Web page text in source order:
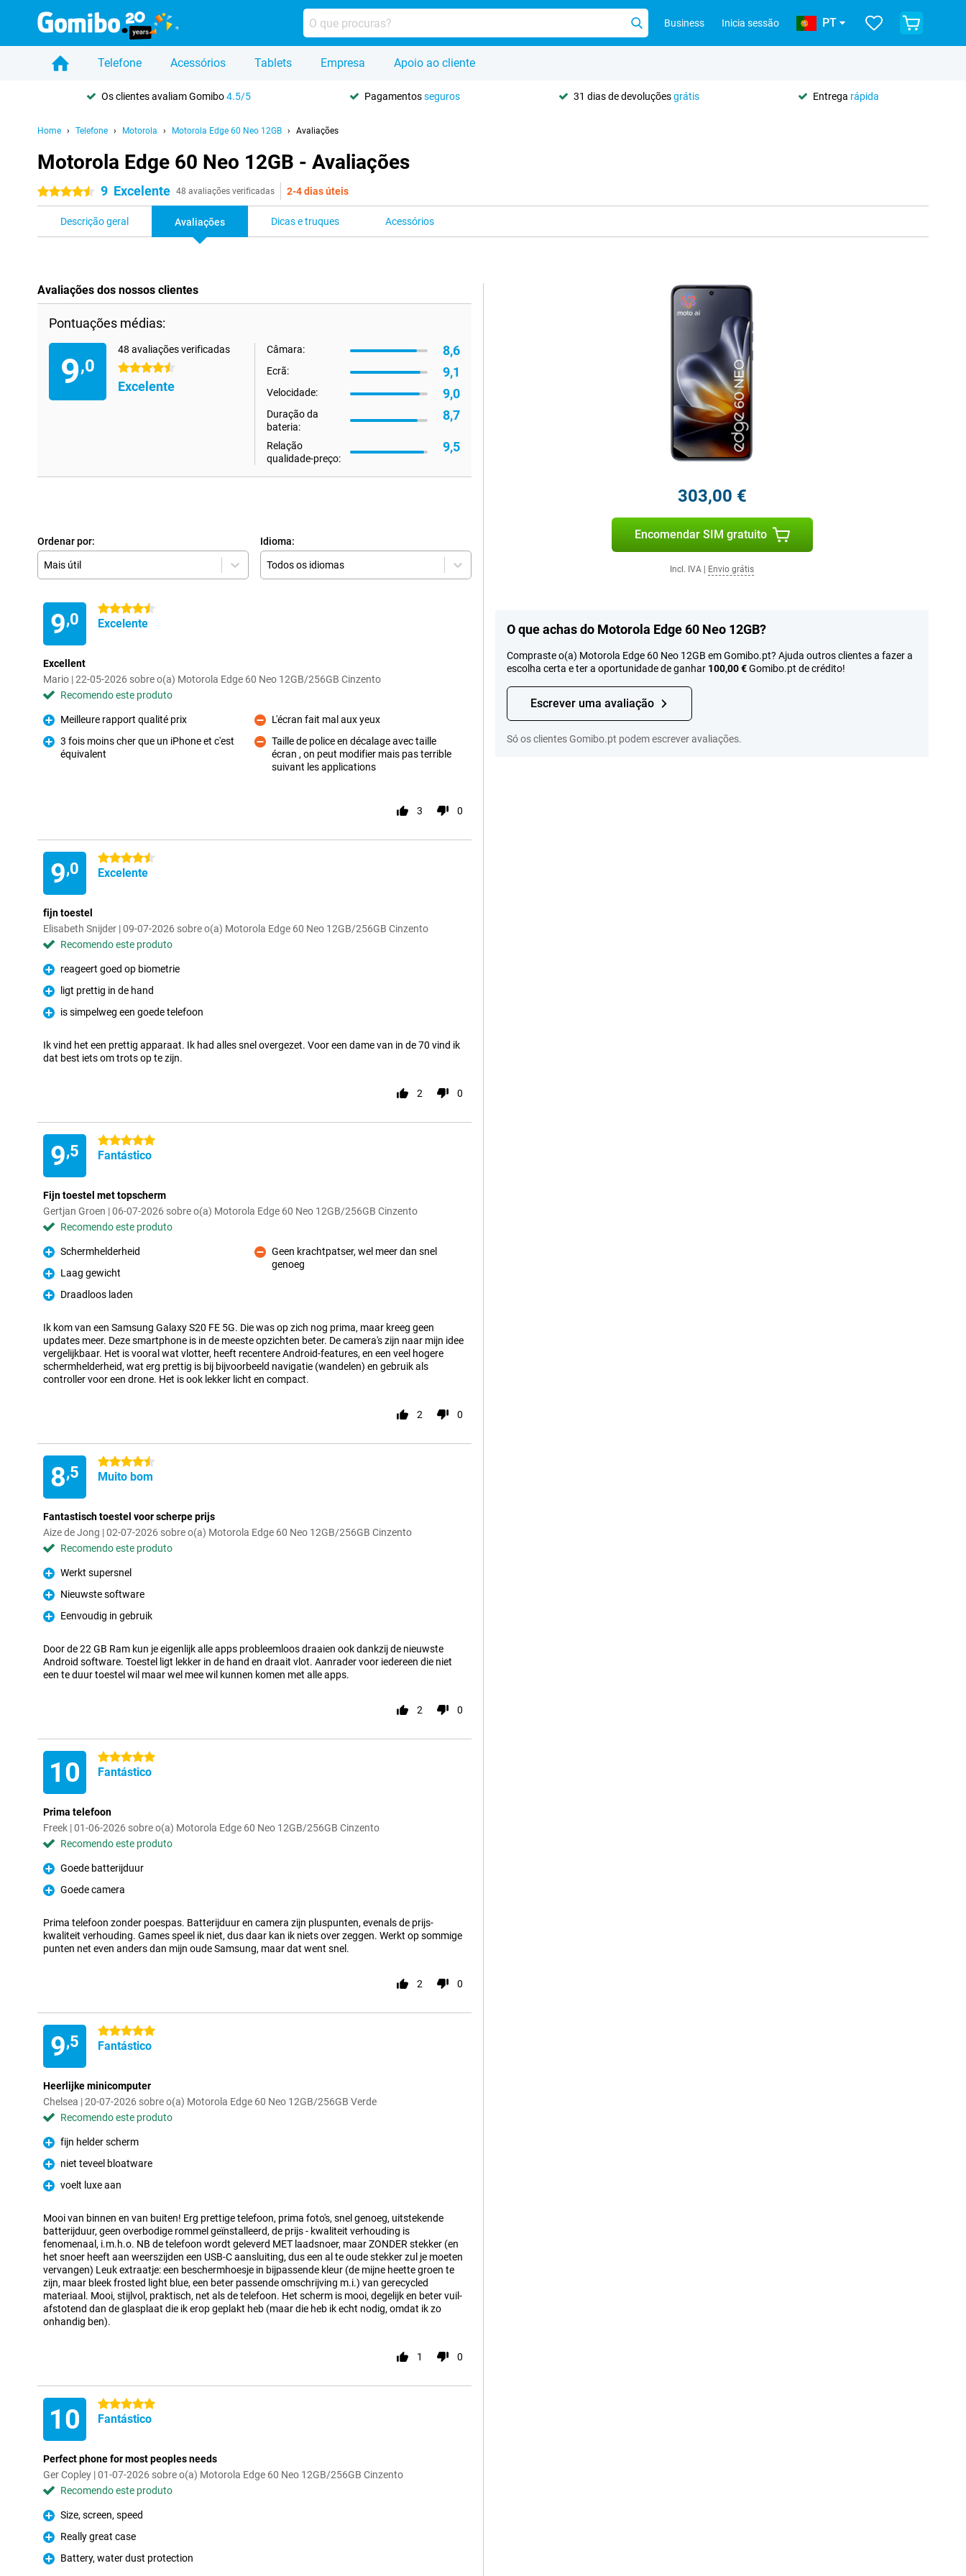
Business Inicia sessão PT
Telefone Acessórios Tablets Empresa Apoio ao cliente
Os clientes avaliam Gomibo4.5/5 Pagamentosseguros 31 dias de devoluçõesgrátis Entrega rápida
Home Telefone Motorola Motorola Edge 60 Neo 12GB Avaliações
Motorola Edge 60 Neo 12GB - Avaliações
4.5 estrelas 9 Excelente 48 avaliações verificadas 2-4 dias úteis
Descrição geral Avaliações Dicas e truques Acessórios
Avaliações dos nossos clientes
Pontuações médias:
9,0
48 avaliações verificadas
4.5 estrelas
Excelente
Câmara: 8,6
Ecrã: 9,1
Velocidade: 9,0
Duração da
bateria:
8,7
Relação
qualidade-preço:
9,5
Ordenar por:
Mais útil
Idioma:
Todos os idiomas
9,0
4.5 estrelas
Excelente
Excellent
Mario | 22-05-2026 sobre o(a) Motorola Edge 60 Neo 12GB/256GB Cinzento
Recomendo este produto
Prós
Meilleure rapport qualité prix
Prós
3 fois moins cher que un iPhone et c'est
équivalent
Contras
L'écran fait mal aux yeux
Contras
Taille de police en décalage avec taille
écran , on peut modifier mais pas terrible
suivant les applications
3 0
9,0
4.5 estrelas
Excelente
fijn toestel
Elisabeth Snijder | 09-07-2026 sobre o(a) Motorola Edge 60 Neo 12GB/256GB Cinzento
Recomendo este produto
Prós
reageert goed op biometrie
Prós
ligt prettig in de hand
Prós
is simpelweg een goede telefoon
Ik vind het een prettig apparaat. Ik had alles snel overgezet. Voor een dame van in de 70 vind ik
dat best iets om trots op te zijn.
2 0
9,5
5 estrelas
Fantástico
Fijn toestel met topscherm
Gertjan Groen | 06-07-2026 sobre o(a) Motorola Edge 60 Neo 12GB/256GB Cinzento
Recomendo este produto
Prós
Schermhelderheid
Prós
Laag gewicht
Prós
Draadloos laden
Contras
Geen krachtpatser, wel meer dan snel
genoeg
Ik kom van een Samsung Galaxy S20 FE 5G. Die was op zich nog prima, maar kreeg geen
updates meer. Deze smartphone is in de meeste opzichten beter. De camera's zijn naar mijn idee
vergelijkbaar. Het is vooral wat vlotter, heeft recentere Android-features, en een veel hogere
schermhelderheid, wat erg prettig is bij bijvoorbeeld navigatie (wandelen) en gebruik als
controller voor een drone. Het is ook lekker licht en compact.
2 0
8,5
4.5 estrelas
Muito bom
Fantastisch toestel voor scherpe prijs
Aize de Jong | 02-07-2026 sobre o(a) Motorola Edge 60 Neo 12GB/256GB Cinzento
Recomendo este produto
Prós
Werkt supersnel
Prós
Nieuwste software
Prós
Eenvoudig in gebruik
Door de 22 GB Ram kun je eigenlijk alle apps probleemloos draaien ook dankzij de nieuwste
Android software. Toestel ligt lekker in de hand en draait vlot. Aanrader voor iedereen die niet
een te duur toestel wil maar wel mee wil kunnen komen met alle apps.
2 0
10 5 estrelas
Fantástico
Prima telefoon
Freek | 01-06-2026 sobre o(a) Motorola Edge 60 Neo 12GB/256GB Cinzento
Recomendo este produto
Prós
Goede batterijduur
Prós
Goede camera
Prima telefoon zonder poespas. Batterijduur en camera zijn pluspunten, evenals de prijs-
kwaliteit verhouding. Games speel ik niet, dus daar kan ik niets over zeggen. Werkt op sommige
punten net even anders dan mijn oude Samsung, maar dat went snel.
2 0
9,5
5 estrelas
Fantástico
Heerlijke minicomputer
Chelsea | 20-07-2026 sobre o(a) Motorola Edge 60 Neo 12GB/256GB Verde
Recomendo este produto
Prós
fijn helder scherm
Prós
niet teveel bloatware
Prós
voelt luxe aan
Mooi van binnen en van buiten! Erg prettige telefoon, prima foto's, snel genoeg, uitstekende
batterijduur, geen overbodige rommel geïnstalleerd, de prijs - kwaliteit verhouding is
fenomenaal, i.m.h.o. NB de telefoon wordt geleverd MET laadsnoer, maar ZONDER stekker (en
het snoer heeft aan weerszijden een USB-C aansluiting, dus een al te oude stekker zul je moeten
vervangen) Leuk extraatje: een beschermhoesje in bijpassende kleur (de mijne heette groen te
zijn, maar bleek frosted light blue, een beter passende omschrijving m.i.) van gerecycled
materiaal. Mooi, stijlvol, praktisch, net als de telefoon. Het scherm is mooi, degelijk en beter vuil-
afstotend dan de glasplaat die ik erop geplakt heb (maar die heb ik echt nodig, omdat ik zo
onhandig ben).
1 0
10 5 estrelas
Fantástico
Perfect phone for most peoples needs
Ger Copley | 01-07-2026 sobre o(a) Motorola Edge 60 Neo 12GB/256GB Cinzento
Recomendo este produto
Prós
Size, screen, speed
Prós
Really great case
Prós
Battery, water dust protection
303,00 €
Encomendar SIM gratuito
Incl. IVA Envio grátis
O que achas do Motorola Edge 60 Neo 12GB?
Compraste o(a) Motorola Edge 60 Neo 12GB em Gomibo.pt? Ajuda outros clientes a fazer a
escolha certa e ter a oportunidade de ganhar 100,00 €Gomibo.pt de crédito!
Escrever uma avaliação
Só os clientes Gomibo.pt podem escrever avaliações.